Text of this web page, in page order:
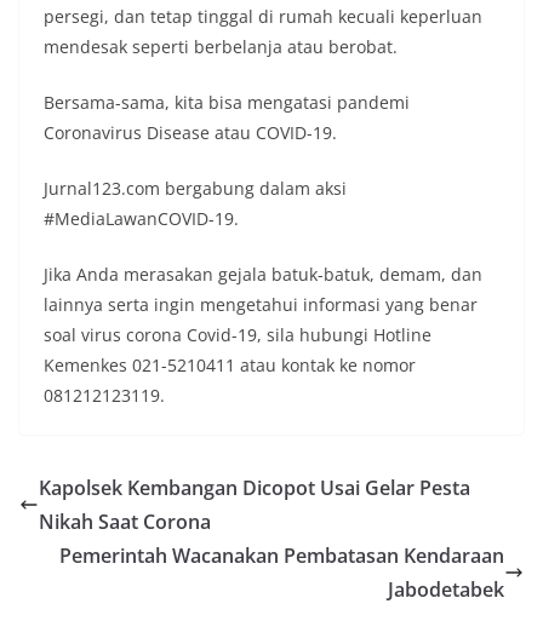
persegi, dan tetap tinggal di rumah kecuali keperluan
mendesak seperti berbelanja atau berobat.
Bersama-sama, kita bisa mengatasi pandemi
Coronavirus Disease atau COVID-19.
Jurnal123.com bergabung dalam aksi
#MediaLawanCOVID-19.
Jika Anda merasakan gejala batuk-batuk, demam, dan
lainnya serta ingin mengetahui informasi yang benar
soal virus corona Covid-19, sila hubungi Hotline
Kemenkes 021-5210411 atau kontak ke nomor
081212123119.
Kapolsek Kembangan Dicopot Usai Gelar Pesta
Nikah Saat Corona
Pemerintah Wacanakan Pembatasan Kendaraan
Jabodetabek